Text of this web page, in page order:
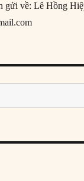
gửi về: Lê Hồng